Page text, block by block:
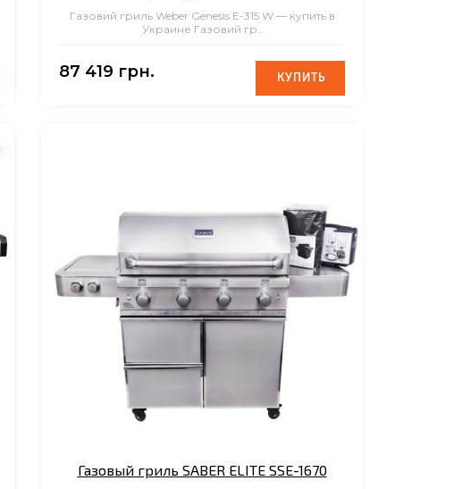
Газовий гриль Weber Genesis E-315 W — купить в
Украине Газовий гр..
87 419 грн. КУПИТЬ
КУПИТЬ
Газовый гриль SABER ELITE SSE-1670